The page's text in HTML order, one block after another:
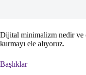
Dijital minimalizm nedir ve
kurmayı ele alıyoruz.
Başlıklar